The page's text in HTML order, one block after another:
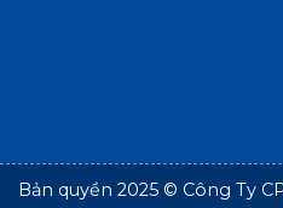
Bản quyền 2025 © Công Ty